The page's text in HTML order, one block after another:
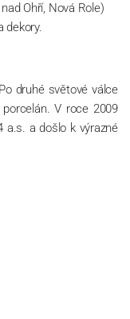
Ohří, Nová Role)
dekory.
druhé světové válce
V roce 2009
a.s. a došlo k výrazné
servis a výroba
letou tradici výroby
- 4.000 tun ročně,
zařízeními -
rychlovýpalná pec,
své výrobky jak